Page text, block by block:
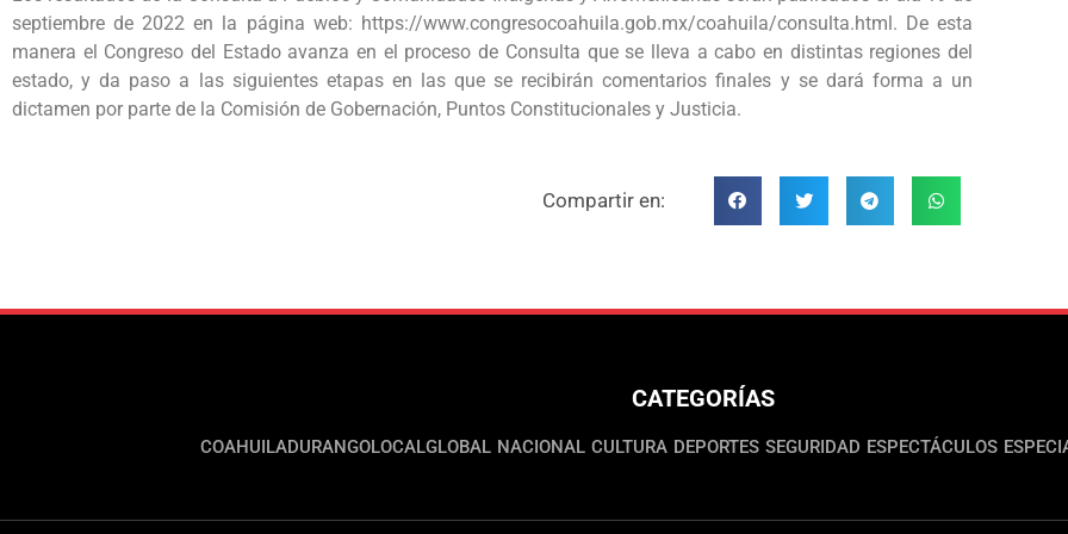
septiembre de 2022 en la página web: https://www.congresocoahuila.gob.mx/coahuila/consulta.html. De esta
manera el Congreso del Estado avanza en el proceso de Consulta que se lleva a cabo en distintas regiones del
estado, y da paso a las siguientes etapas en las que se recibirán comentarios finales y se dará forma a un
dictamen por parte de la Comisión de Gobernación, Puntos Constitucionales y Justicia.
Compartir en:
CATEGORÍAS
COAHUILADURANGOLOCALGLOBAL NACIONAL CULTURA DEPORTES SEGURIDAD ESPECTÁCULOS